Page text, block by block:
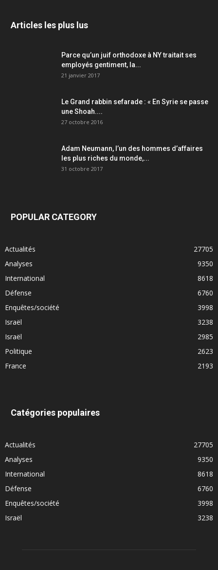
Articles les plus lus
Parce qu’un juif orthodoxe à NY traitait ses
employés gentiment, la...
21 janvier 2017
Le Grand rabbin sefarade : « En Syrie se passe
une Shoah....
27 octobre 2016
Adam Neumann, l’un des hommes d’affaires
les plus riches du monde,...
31 octobre 2017
POPULAR CATEGORY
Actualités
27705
Analyses
9350
International
8618
Défense
6760
Enquêtes/société
3998
Israël
3238
Israël
2985
Politique
2623
France
2193
Catégories populaires
Actualités
27705
Analyses
9350
International
8618
Défense
6760
Enquêtes/société
3998
Israël
3238